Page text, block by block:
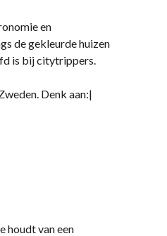
en
de gekleurde huizen
is bij citytrippers.
Denk aan:|
houdt van een